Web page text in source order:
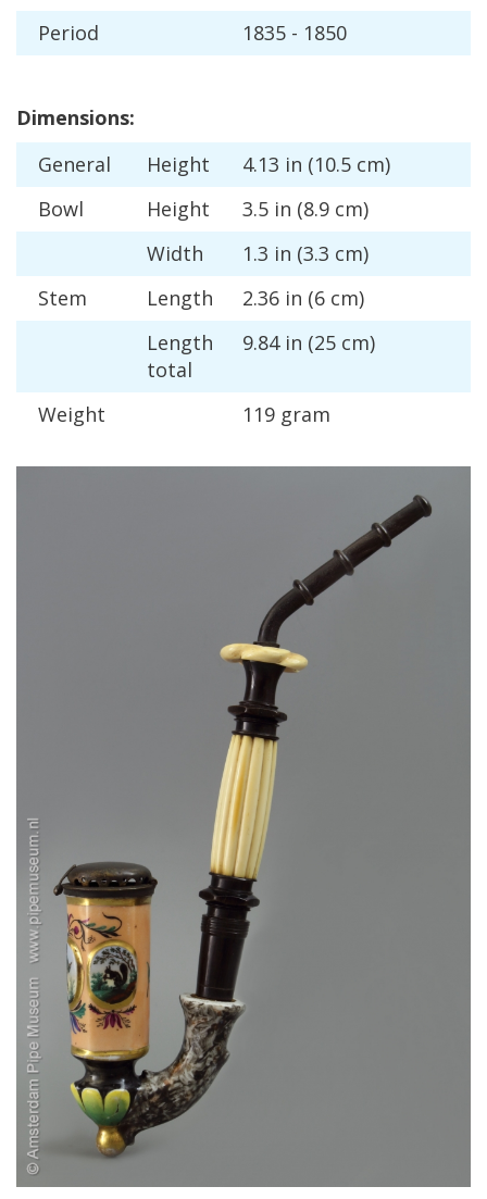
Period
1835 - 1850
Dimensions:
General
Height 4.13 in (10.5 cm)
Bowl
Height 3.5 in (8.9 cm)
Width
1.3 in (3.3 cm)
Stem
Length 2.36 in (6 cm)
Length
total
9.84 in (25 cm)
Weight 119 gram